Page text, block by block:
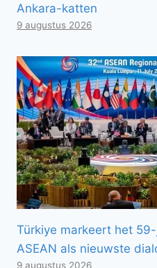
Ankara-katten
9 augustus 2026
Türkiye markeert het
ASEAN als nieuwste
9 augustus 2026